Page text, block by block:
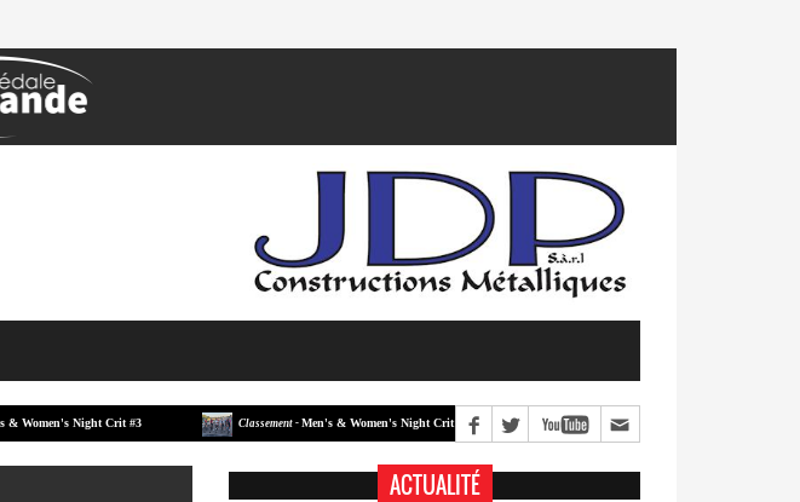
Night Crit #3 Classement -Men's & Women's Night Crit #2 Classement -Men's & Women's Night Crit #1
ACTUALITÉ